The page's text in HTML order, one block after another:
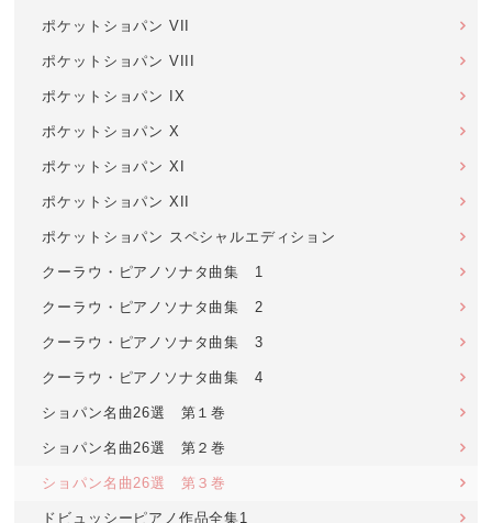
ポケットショパン VII
ポケットショパン VIII
ポケットショパン IX
ポケットショパン X
ポケットショパン XI
ポケットショパン XII
ポケットショパン スペシャルエディション
クーラウ・ピアノソナタ曲集 1
クーラウ・ピアノソナタ曲集 2
クーラウ・ピアノソナタ曲集 3
クーラウ・ピアノソナタ曲集 4
ショパン名曲26選 第１巻
ショパン名曲26選 第２巻
ショパン名曲26選 第３巻
ドビュッシーピアノ作品全集1